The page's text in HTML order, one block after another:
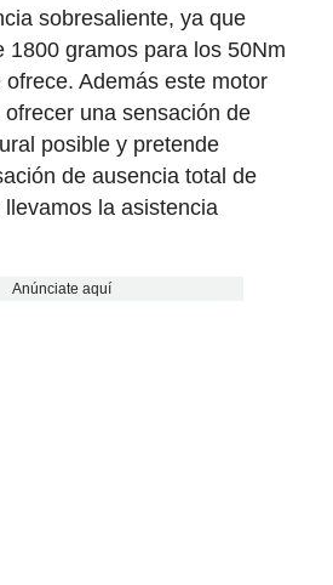
sobresaliente, ya que
1800 gramos para los 50Nm
Además este motor
una sensación de
posible y pretende
de ausencia total de
la asistencia
Anúnciate aquí